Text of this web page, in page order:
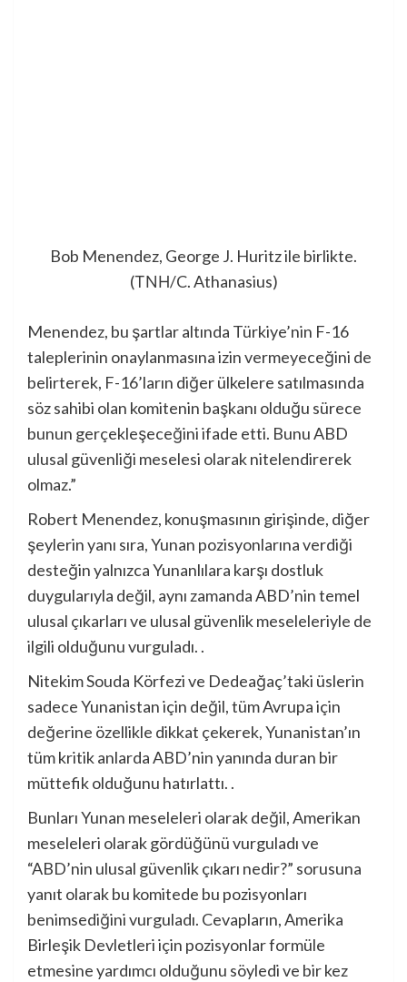
Bob Menendez, George J. Huritz ile birlikte.
(ΤΝΗ/C. Athanasius)
Menendez, bu şartlar altında Türkiye’nin F-16
taleplerinin onaylanmasına izin vermeyeceğini de
belirterek, F-16’ların diğer ülkelere satılmasında
söz sahibi olan komitenin başkanı olduğu sürece
bunun gerçekleşeceğini ifade etti. Bunu ABD
ulusal güvenliği meselesi olarak nitelendirerek
olmaz.”
Robert Menendez, konuşmasının girişinde, diğer
şeylerin yanı sıra, Yunan pozisyonlarına verdiği
desteğin yalnızca Yunanlılara karşı dostluk
duygularıyla değil, aynı zamanda ABD’nin temel
ulusal çıkarları ve ulusal güvenlik meseleleriyle de
ilgili olduğunu vurguladı. .
Nitekim Souda Körfezi ve Dedeağaç’taki üslerin
sadece Yunanistan için değil, tüm Avrupa için
değerine özellikle dikkat çekerek, Yunanistan’ın
tüm kritik anlarda ABD’nin yanında duran bir
müttefik olduğunu hatırlattı. .
Bunları Yunan meseleleri olarak değil, Amerikan
meseleleri olarak gördüğünü vurguladı ve
“ABD’nin ulusal güvenlik çıkarı nedir?” sorusuna
yanıt olarak bu komitede bu pozisyonları
benimsediğini vurguladı. Cevapların, Amerika
Birleşik Devletleri için pozisyonlar formüle
etmesine yardımcı olduğunu söyledi ve bir kez